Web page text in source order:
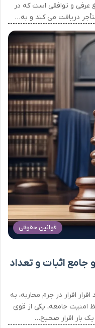
و توافقی است که در
دریافت می کند و به…
قوانین حقوقی
جامع اثبات و تعداد
اقرار در جرم محاربه، به
جامعه، یکی از قوی
بار اقرار صحیح…